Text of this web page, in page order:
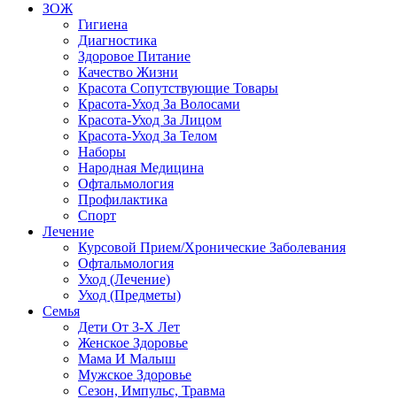
ЗОЖ
Гигиена
Диагностика
Здоровое Питание
Качество Жизни
Красота Сопутствующие Товары
Красота-Уход За Волосами
Красота-Уход За Лицом
Красота-Уход За Телом
Наборы
Народная Медицина
Офтальмология
Профилактика
Спорт
Лечение
Курсовой Прием/Хронические Заболевания
Офтальмология
Уход (Лечение)
Уход (Предметы)
Семья
Дети От 3-Х Лет
Женское Здоровье
Мама И Малыш
Мужское Здоровье
Сезон, Импульс, Травма